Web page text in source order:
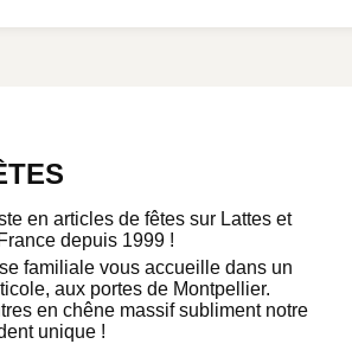
en articles de fêtes sur Lattes et
depuis 1999 !
familiale vous accueille dans un
aux portes de Montpellier.
en chêne massif subliment notre
unique !